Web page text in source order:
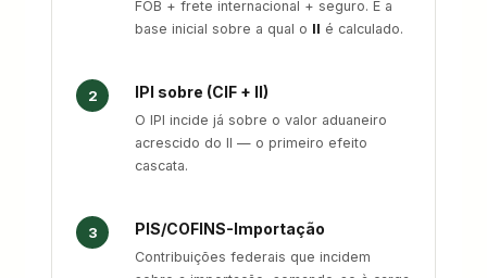
FOB + frete internacional + seguro. É a
base inicial sobre a qual o II é calculado.
2 IPI sobre (CIF + II)
O IPI incide já sobre o valor aduaneiro
acrescido do II — o primeiro efeito
cascata.
3 PIS/COFINS-Importação
Contribuições federais que incidem